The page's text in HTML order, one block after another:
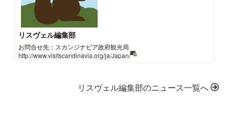
リスヴェル編集部
お問合せ先：スカンジナビア政府観光局
http://www.visitscandinavia.org/ja/Japan/
リスヴェル編集部のニュース一覧へ